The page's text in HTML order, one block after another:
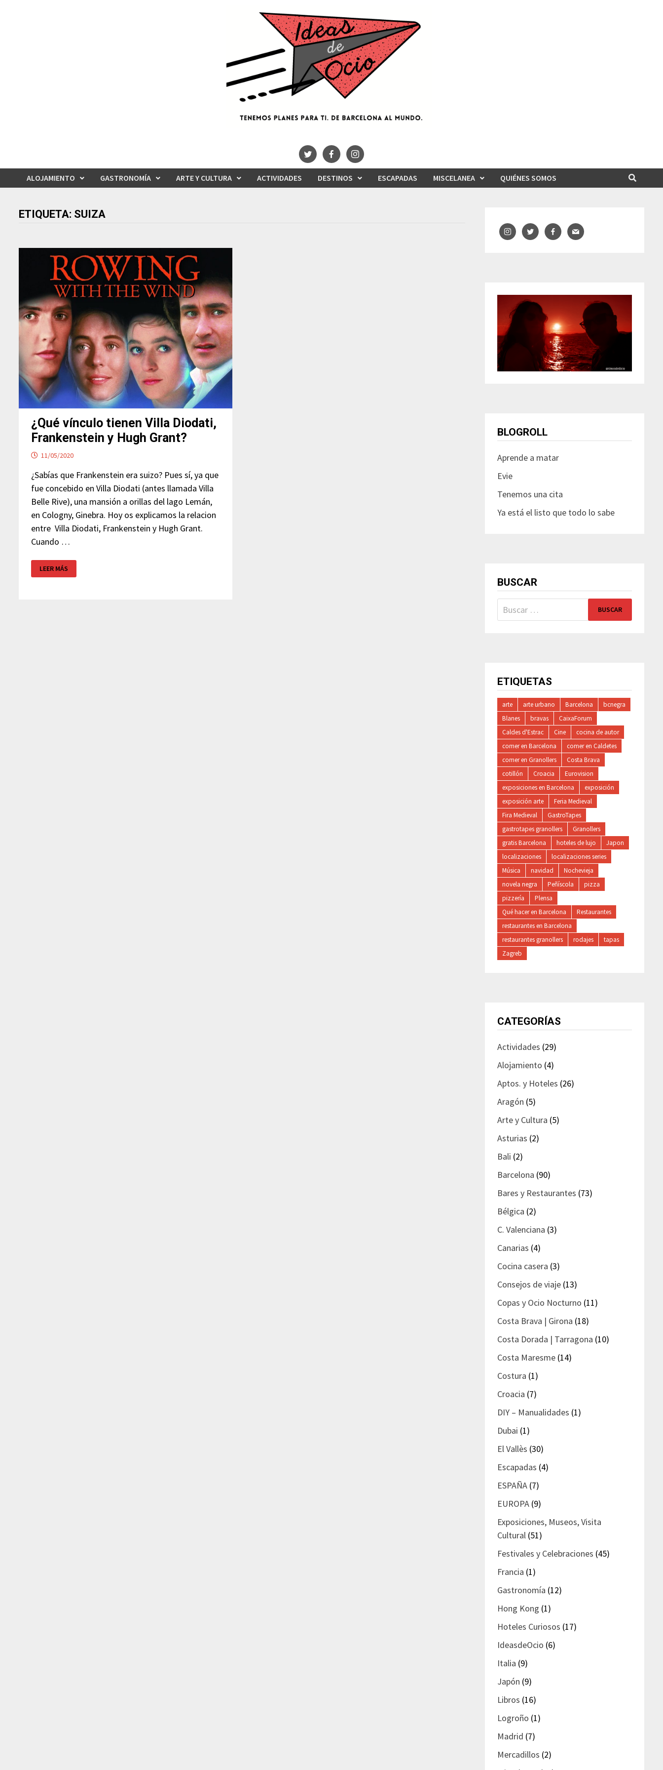
ALOJAMIENTO GASTRONOMÍA ARTE Y CULTURA ACTIVIDADES DESTINOS ESCAPADAS MISCELANEA QUIÉNES SOMOS
ETIQUETA: SUIZA
¿Qué vínculo tienen Villa Diodati,
Frankenstein y Hugh Grant?
11/05/2020
¿Sabías que Frankenstein era suizo? Pues sí, ya que
fue concebido en Villa Diodati (antes llamada Villa
Belle Rive), una mansión a orillas del lago Lemán,
en Cologny, Ginebra. Hoy os explicamos la relacion
entre Villa Diodati, Frankenstein y Hugh Grant.
Cuando …
¿QUÉ
VÍNCULO
TIENEN
LEER MÁS
BLOGROLL
Aprende a matar
Evie
Tenemos una cita
Ya está el listo que todo lo sabe
BUSCAR
Buscar:
ETIQUETAS
arte arte urbano Barcelona
bcnegra
Blanes
bravas
CaixaForum
Caldes d'Estrac
Cine
cocina de autor
comer en Barcelona
comer en Caldetes
comer en Granollers
Costa Brava
cotillón
Croacia
Eurovision
exposiciones en Barcelona
exposición
exposición arte
Feria Medieval
Fira Medieval
GastroTapes
gastrotapes granollers
Granollers
gratis Barcelona
hoteles de lujo
Japon
localizaciones
localizaciones series
Música
navidad
Nochevieja
novela negra
Peñíscola
pizza
pizzería
Plensa
Qué hacer en Barcelona
Restaurantes
restaurantes en Barcelona
restaurantes granollers
rodajes
tapas
Zagreb
CATEGORÍAS
Actividades (29)
Alojamiento (4)
Aptos. y Hoteles (26)
Aragón (5)
Arte y Cultura (5)
Asturias (2)
Bali (2)
Barcelona (90)
Bares y Restaurantes (73)
Bélgica (2)
C. Valenciana (3)
Canarias (4)
Cocina casera (3)
Consejos de viaje (13)
Copas y Ocio Nocturno (11)
Costa Brava | Girona (18)
Costa Dorada | Tarragona (10)
Costa Maresme (14)
Costura (1)
Croacia (7)
DIY – Manualidades (1)
Dubai (1)
El Vallès (30)
Escapadas (4)
ESPAÑA (7)
EUROPA (9)
Exposiciones, Museos, Visita
Cultural (51)
Festivales y Celebraciones (45)
Francia (1)
Gastronomía (12)
Hong Kong (1)
Hoteles Curiosos (17)
IdeasdeOcio (6)
Italia (9)
Japón (9)
Libros (16)
Logroño (1)
Madrid (7)
Mercadillos (2)